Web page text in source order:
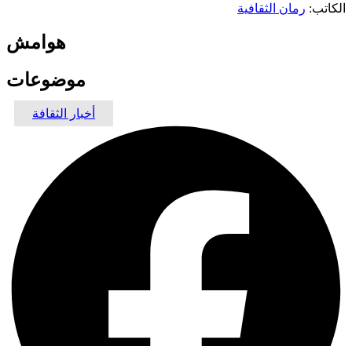
الكاتب: رمان الثقافية
هوامش
موضوعات
أخبار الثقافة